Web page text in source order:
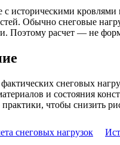
с историческими
Обычно снеговые
Поэтому расчет — не
снеговых
и состояния
чтобы снизить
снеговых нагрузок